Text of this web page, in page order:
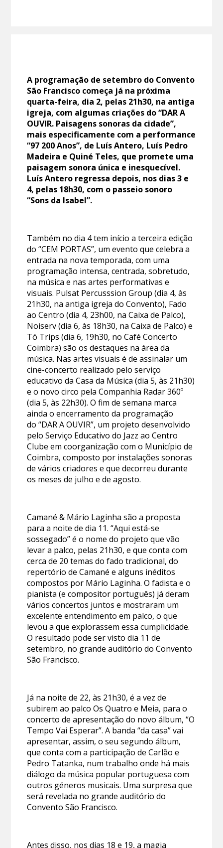
A programação de setembro do Convento
São Francisco começa já na próxima
quarta-feira, dia 2, pelas 21h30, na antiga
igreja, com algumas criações do “DAR A
OUVIR. Paisagens sonoras da cidade”,
mais especificamente com a performance
“97 200 Anos”, de Luís Antero, Luís Pedro
Madeira e Quiné Teles, que promete uma
paisagem sonora única e inesquecível.
Luís Antero regressa depois, nos dias 3 e
4, pelas 18h30, com o passeio sonoro
“Sons da Isabel”.
Também no dia 4 tem início a terceira edição
do “CEM PORTAS”, um evento que celebra a
entrada na nova temporada, com uma
programação intensa, centrada, sobretudo,
na música e nas artes performativas e
visuais. Pulsat Percusssion Group (dia 4, às
21h30, na antiga igreja do Convento), Fado
ao Centro (dia 4, 23h00, na Caixa de Palco),
Noiserv (dia 6, às 18h30, na Caixa de Palco) e
Tó Trips (dia 6, 19h30, no Café Concerto
Coimbra) são os destaques na área da
música. Nas artes visuais é de assinalar um
cine-concerto realizado pelo serviço
educativo da Casa da Música (dia 5, às 21h30)
e o novo circo pela Companhia Radar 360º
(dia 5, às 22h30). O fim de semana marca
ainda o encerramento da programação
do “DAR A OUVIR”, um projeto desenvolvido
pelo Serviço Educativo do Jazz ao Centro
Clube em coorganização com o Município de
Coimbra, composto por instalações sonoras
de vários criadores e que decorreu durante
os meses de julho e de agosto.
Camané & Mário Laginha são a proposta
para a noite de dia 11. “Aqui está-se
sossegado” é o nome do projeto que vão
levar a palco, pelas 21h30, e que conta com
cerca de 20 temas do fado tradicional, do
repertório de Camané e alguns inéditos
compostos por Mário Laginha. O fadista e o
pianista (e compositor português) já deram
vários concertos juntos e mostraram um
excelente entendimento em palco, o que
levou a que explorassem essa cumplicidade.
O resultado pode ser visto dia 11 de
setembro, no grande auditório do Convento
São Francisco.
Já na noite de 22, às 21h30, é a vez de
subirem ao palco Os Quatro e Meia, para o
concerto de apresentação do novo álbum, “O
Tempo Vai Esperar”. A banda “da casa” vai
apresentar, assim, o seu segundo álbum,
que conta com a participação de Carlão e
Pedro Tatanka, num trabalho onde há mais
diálogo da música popular portuguesa com
outros géneros musicais. Uma surpresa que
será revelada no grande auditório do
Convento São Francisco.
Antes disso, nos dias 18 e 19, a magia